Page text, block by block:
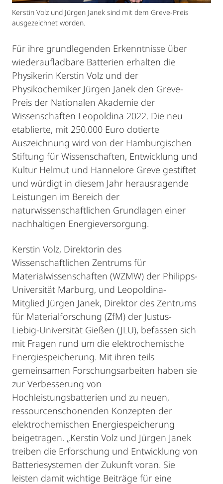
Kerstin Volz und Jürgen Janek sind mit dem Greve-Preis
ausgezeichnet worden.
Für ihre grundlegenden Erkenntnisse über
wiederaufladbare Batterien erhalten die
Physikerin Kerstin Volz und der
Physikochemiker Jürgen Janek den Greve‐
Preis der Nationalen Akademie der
Wissenschaften Leopoldina 2022. Die neu
etablierte, mit 250.000 Euro dotierte
Auszeichnung wird von der Hamburgischen
Stiftung für Wissenschaften, Entwicklung und
Kultur Helmut und Hannelore Greve gestiftet
und würdigt in diesem Jahr herausragende
Leistungen im Bereich der
naturwissenschaftlichen Grundlagen einer
nachhaltigen Energieversorgung.
Kerstin Volz, Direktorin des
Wissenschaftlichen Zentrums für
Materialwissenschaften (WZMW) der Philipps-
Universität Marburg, und Leopoldina-
Mitglied Jürgen Janek, Direktor des Zentrums
für Materialforschung (ZfM) der Justus-
Liebig-Universität Gießen (JLU), befassen sich
mit Fragen rund um die elektrochemische
Energiespeicherung. Mit ihren teils
gemeinsamen Forschungsarbeiten haben sie
zur Verbesserung von
Hochleistungsbatterien und zu neuen,
ressourcenschonenden Konzepten der
elektrochemischen Energiespeicherung
beigetragen. „Kerstin Volz und Jürgen Janek
treiben die Erforschung und Entwicklung von
Batteriesystemen der Zukunft voran. Sie
leisten damit wichtige Beiträge für eine